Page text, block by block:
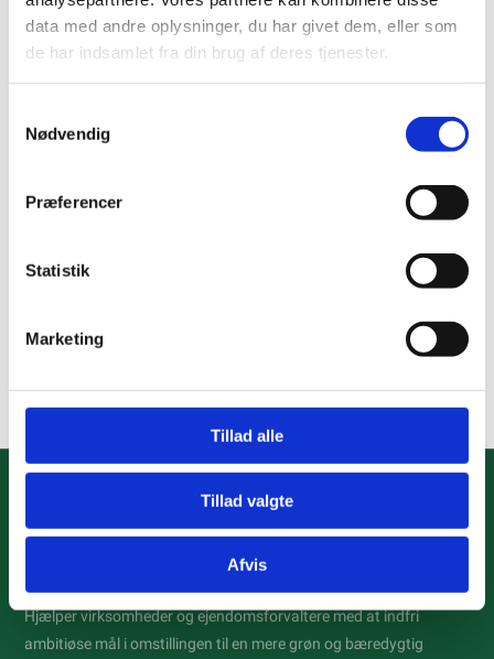
data med andre oplysninger, du har givet dem, eller som
de har indsamlet fra din brug af deres tjenester.
Nødvendig
Præferencer
Statistik
Marketing
Tillad alle
Tillad valgte
Afvis
områder kan vi anbefale hyppigere drift og vedligehold af
vores produkter, således levetiden forlænges eller udføre
alternativ overfladebehandling, som vi kan tilbyde hvis
stykanodicering mv.)
vedligeholdelsesvejledning altid rekvireres. Sagsnummer
Udfører man ikke drift- og vedligeholdelse på produkterne
således arbejdet overlades til os.
Hjælper virksomheder og ejendomsforvaltere med at indfri
ambitiøse mål i omstillingen til en mere grøn og bæredygtig